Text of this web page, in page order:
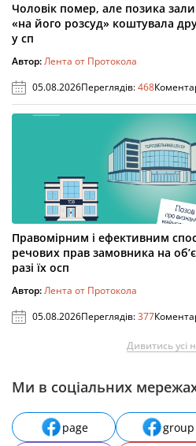
Чоловік помер, але позика
«на його розсуд» коштувала
у сп
Автор:Лента от Протокола
05.08.2026Переглядів:468
Правомірним і ефективним
речових прав замовника на
разі їх осп
Автор:Лента от Протокола
05.08.2026Переглядів:377
Дивитись усі
Ми в соціальних
page group